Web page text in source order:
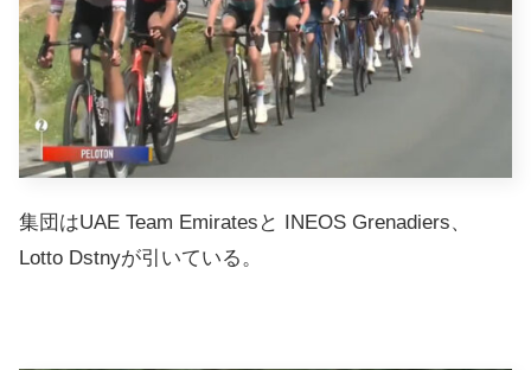
集団はUAE Team Emiratesと INEOS Grenadiers、
Lotto Dstnyが引いている。